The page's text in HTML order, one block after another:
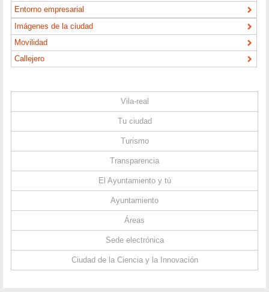
Entorno empresarial
Imágenes de la ciudad
Movilidad
Callejero
Vila-real
Tu ciudad
Turismo
Transparencia
El Ayuntamiento y tú
Ayuntamiento
Áreas
Sede electrónica
Ciudad de la Ciencia y la Innovación